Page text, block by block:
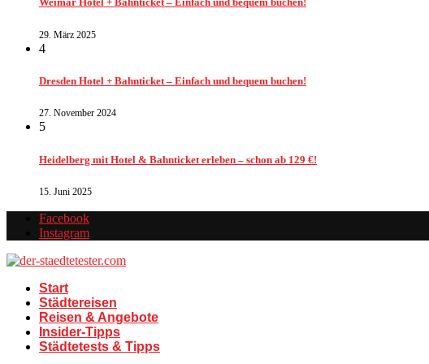
29. März 2025
4
Dresden Hotel + Bahnticket – Einfach und bequem buchen!
27. November 2024
5
Heidelberg mit Hotel & Bahnticket erleben – schon ab 129 €!
15. Juni 2025
Facebook
Instagram
Start
Städtereisen
Reisen & Angebote
Insider-Tipps
Städtetests & Tipps